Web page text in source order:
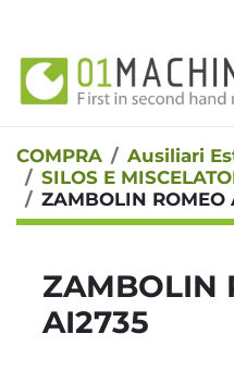
COMPRA
Ausiliari
SILOS E
ZAMBOLIN ROMEO
ZAMBOLIN
AI2735